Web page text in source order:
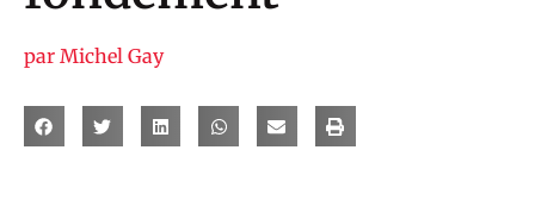
par Michel Gay